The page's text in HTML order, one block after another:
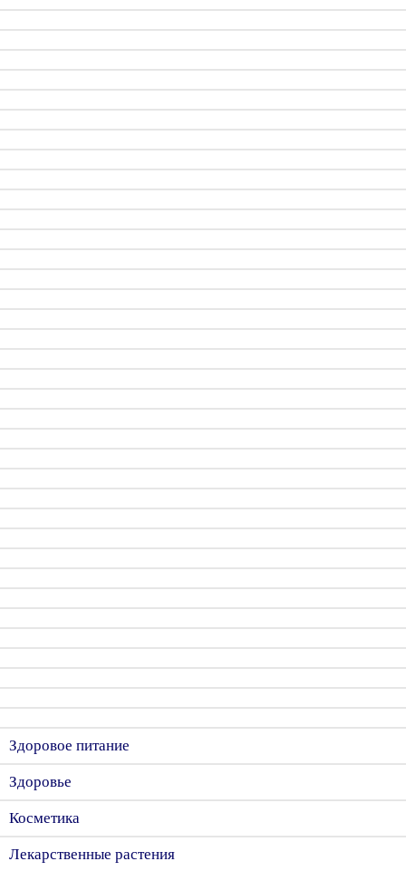
Здоровое питание
Здоровье
Косметика
Лекарственные растения